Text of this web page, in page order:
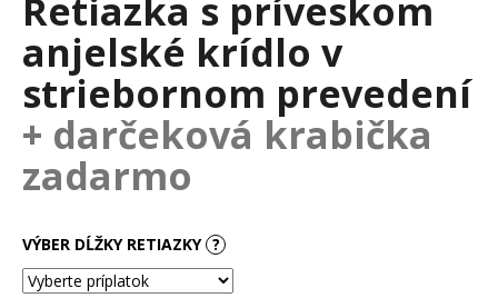
je
z
hviezdičiek.
Retiazka s príveskom
anjelské krídlo v
striebornom prevedení
+ darčeková krabička
zadarmo
VÝBER DĹŽKY RETIAZKY ?
HĽADAŤ
O
p
r
ú
č